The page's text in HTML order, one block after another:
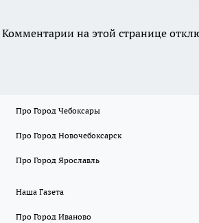
Комментарии на этой странице
Про Город Чебоксары
Про Город Новочебоксарск
Про Город Ярославль
Наша Газета
Про Город Иваново